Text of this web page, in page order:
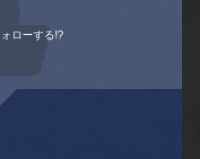
ローする!?